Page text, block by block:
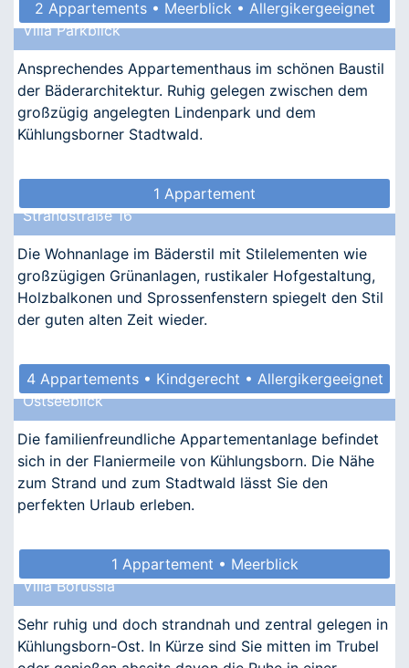
2 Appartements • Meerblick • Allergikergeeignet
Villa Parkblick
Ansprechendes Appartementhaus im schönen Baustil
der Bäderarchitektur. Ruhig gelegen zwischen dem
großzügig angelegten Lindenpark und dem
Kühlungsborner Stadtwald.
1 Appartement
Strandstraße 16
Die Wohnanlage im Bäderstil mit Stilelementen wie
großzügigen Grünanlagen, rustikaler Hofgestaltung,
Holzbalkonen und Sprossenfenstern spiegelt den Stil
der guten alten Zeit wieder.
4 Appartements • Kindgerecht • Allergikergeeignet
Ostseeblick
Die familienfreundliche Appartementanlage befindet
sich in der Flaniermeile von Kühlungsborn. Die Nähe
zum Strand und zum Stadtwald lässt Sie den
perfekten Urlaub erleben.
1 Appartement • Meerblick
Villa Borussia
Sehr ruhig und doch strandnah und zentral gelegen in
Kühlungsborn-Ost. In Kürze sind Sie mitten im Trubel